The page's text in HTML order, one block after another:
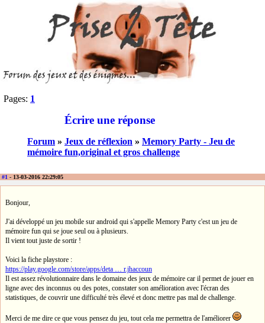
Pages: 1
Écrire une réponse
Forum » Jeux de réflexion » Memory Party - Jeu de
mémoire fun,original et gros challenge
#1 - 13-03-2016 22:29:05
Bonjour,
J'ai développé un jeu mobile sur android qui s'appelle Memory Party c'est un jeu de
mémoire fun qui se joue seul ou à plusieurs.
Il vient tout juste de sortir !
Voici la fiche playstore :
https://play.google.com/store/apps/deta … r.jhaccoun
Il est assez révolutionnaire dans le domaine des jeux de mémoire car il permet de jouer en
ligne avec des inconnus ou des potes, constater son amélioration avec l'écran des
statistiques, de couvrir une difficulté très élevé et donc mettre pas mal de challenge.
Merci de me dire ce que vous pensez du jeu, tout cela me permettra de l'améliorer